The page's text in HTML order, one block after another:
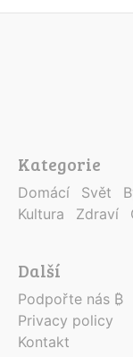
Kategorie
Domácí Svět
Kultura
Zdraví
Další
Podpořte nás ₿
Privacy policy
Kontakt